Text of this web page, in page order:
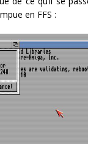
en FFS :